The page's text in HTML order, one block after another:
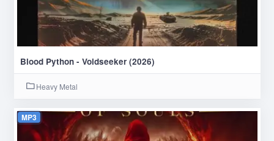
Blood Python - Voidseeker (2026)
Heavy Metal
MP3